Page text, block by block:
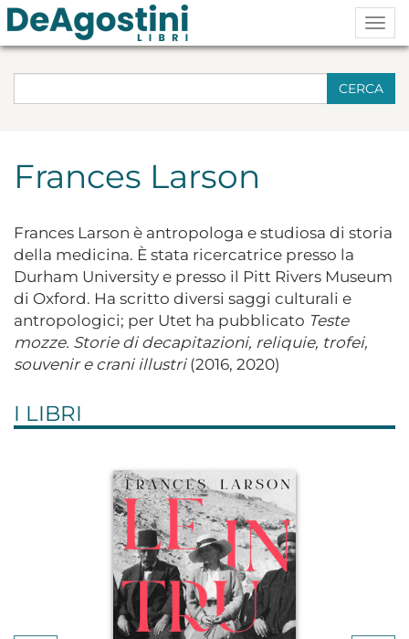
CERCA
Frances Larson
Frances Larson è antropologa e studiosa di storia
della medicina. È stata ricercatrice presso la
Durham University e presso il Pitt Rivers Museum
di Oxford. Ha scritto diversi saggi culturali e
antropologici; per Utet ha pubblicato Teste
mozze. Storie di decapitazioni, reliquie, trofei,
souvenir e crani illustri(2016, 2020)
I LIBRI